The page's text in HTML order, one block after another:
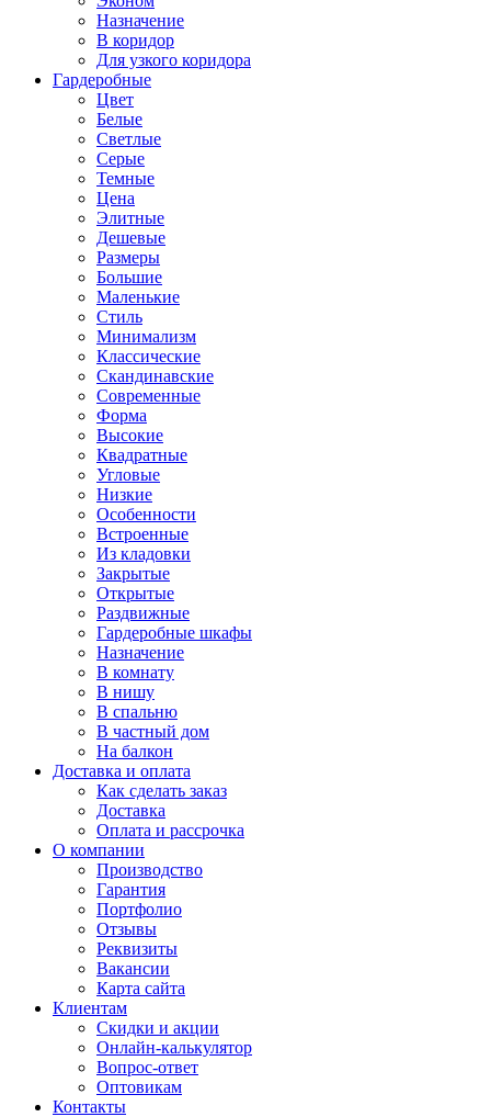
Назначение
В коридор
Для узкого коридора
Гардеробные
Цвет
Белые
Светлые
Серые
Темные
Цена
Элитные
Дешевые
Размеры
Большие
Маленькие
Стиль
Минимализм
Классические
Скандинавские
Современные
Форма
Высокие
Квадратные
Угловые
Низкие
Особенности
Встроенные
Из кладовки
Закрытые
Открытые
Раздвижные
Гардеробные шкафы
Назначение
В комнату
В нишу
В спальню
В частный дом
На балкон
Доставка и оплата
Как сделать заказ
Доставка
Оплата и рассрочка
О компании
Производство
Гарантия
Портфолио
Отзывы
Реквизиты
Вакансии
Карта сайта
Клиентам
Скидки и акции
Онлайн-калькулятор
Вопрос-ответ
Оптовикам
Контакты